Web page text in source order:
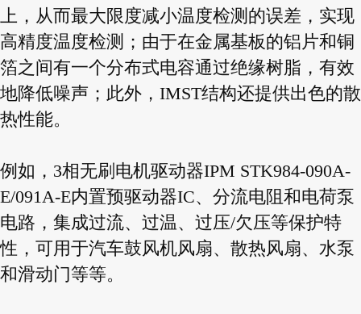
上，从而最大限度减小温度检测的误差，实现
高精度温度检测；由于在金属基板的铝片和铜
箔之间有一个分布式电容通过绝缘树脂，有效
地降低噪声；此外，IMST结构还提供出色的散
热性能。
例如，3相无刷电机驱动器IPM STK984-090A-
E/091A-E内置预驱动器IC、分流电阻和电荷泵
电路，集成过流、过温、过压/欠压等保护特
性，可用于汽车鼓风机风扇、散热风扇、水泵
和滑动门等等。